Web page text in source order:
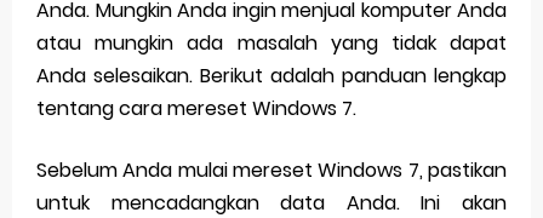
Anda. Mungkin Anda ingin menjual komputer Anda
atau mungkin ada masalah yang tidak dapat
Anda selesaikan. Berikut adalah panduan lengkap
tentang cara mereset Windows 7.
Sebelum Anda mulai mereset Windows 7, pastikan
untuk mencadangkan data Anda. Ini akan